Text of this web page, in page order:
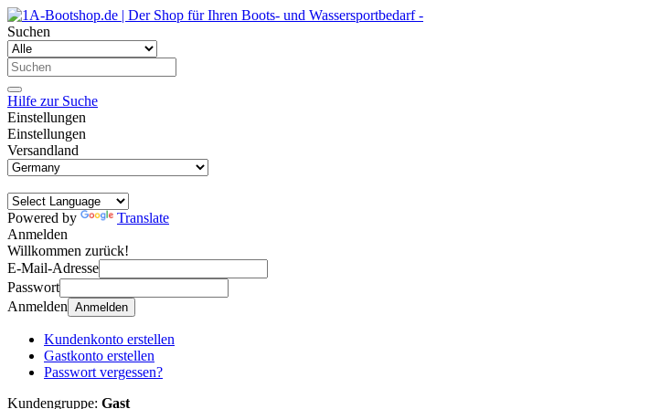
Suchen
Hilfe zur Suche
Einstellungen
Einstellungen
Versandland
Powered by
Translate
Anmelden
Willkommen zurück!
E-Mail-Adresse
Passwort
Anmelden Anmelden
Kundenkonto erstellen
Gastkonto erstellen
Passwort vergessen?
Kundengruppe: Gast